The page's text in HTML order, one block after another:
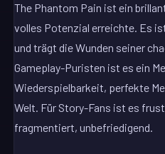
The Phantom Pain ist ein
volles Potenzial erreichte. Es
und trägt die Wunden seiner
Gameplay-Puristen ist es ein
Wiederspielbarkeit, perfekte
Welt. Für Story-Fans ist es
fragmentiert, unbefriedigend.